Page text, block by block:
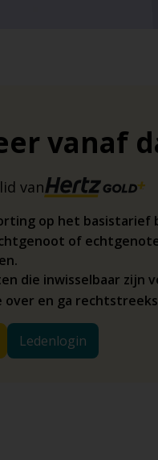
vanaf
van
op het
of
die inwisselbaar zijn
over en ga
Ledenlogin